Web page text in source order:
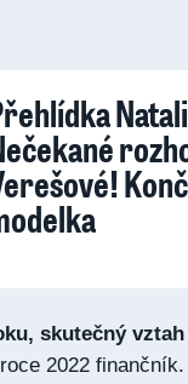
skutečný vztah
2022